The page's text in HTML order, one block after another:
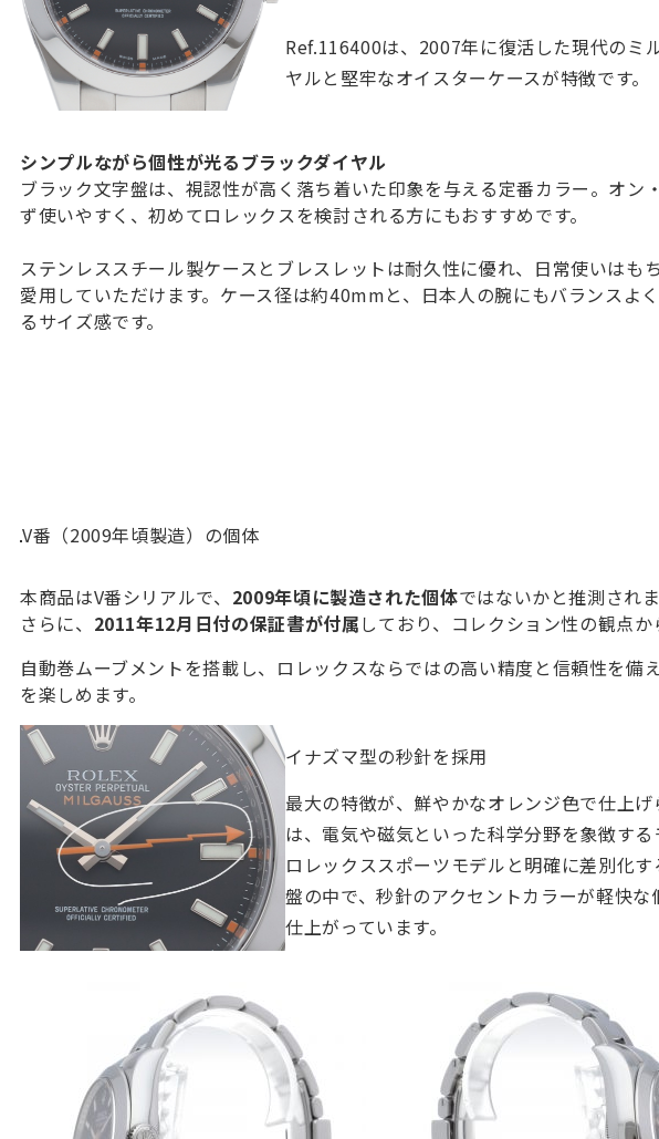
Ref.116400は、2007年に復活した現代のミ
ヤルと堅牢なオイスターケースが特徴です。
シンプルながら個性が光るブラックダイヤル
ブラック文字盤は、視認性が高く落ち着いた印象を与える定番カラー。オン
ず使いやすく、初めてロレックスを検討される方にもおすすめです。
ステンレススチール製ケースとブレスレットは耐久性に優れ、日常使いはも
愛用していただけます。ケース径は約40mmと、日本人の腕にもバランスよ
るサイズ感です。
V番（2009年頃製造）の個体
本商品はV番シリアルで、 2009年頃に製造された個体ではないかと推測されま
さらに、 2011年12月日付の保証書が付属しており、コレクション性の観点か
自動巻ムーブメントを搭載し、ロレックスならではの高い精度と信頼性を
を楽しめます。
イナズマ型の秒針を採用
最大の特徴が、鮮やかなオレンジ色で仕上
は、電気や磁気といった科学分野を象徴す
ロレックススポーツモデルと明確に差別化
盤の中で、秒針のアクセントカラーが軽快
仕上がっています。